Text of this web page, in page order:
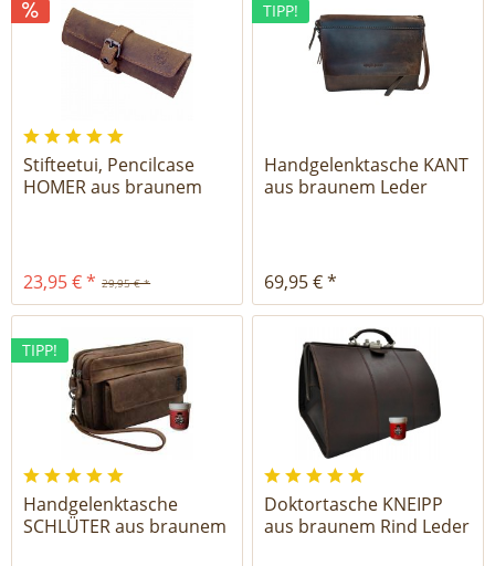
Stifteetui, Pencilcase
HOMER aus braunem
29,95 € *
23,95 € *
TIPP!
Handgelenktasche KANT
aus braunem Leder
69,95 € *
TIPP!
Handgelenktasche
SCHLÜTER aus braunem
Doktortasche KNEIPP
aus braunem Rind Leder